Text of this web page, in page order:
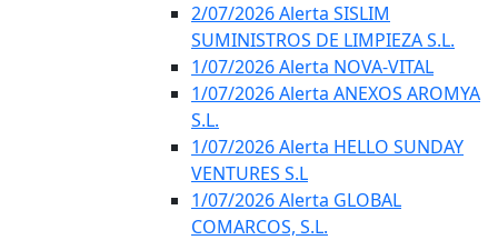
2/07/2026 Alerta SISLIM
SUMINISTROS DE LIMPIEZA S.L.
1/07/2026 Alerta NOVA-VITAL
1/07/2026 Alerta ANEXOS AROMYA
S.L.
1/07/2026 Alerta HELLO SUNDAY
VENTURES S.L
1/07/2026 Alerta GLOBAL
COMARCOS, S.L.